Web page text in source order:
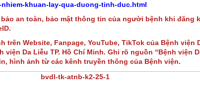
khuan-lay-qua-duong-tinh-duc.html
bảo an toàn, bảo mật thông tin của người bệnh khi đăng
Website, Fanpage, YouTube, TikTok của Bệnh viện
Da Liễu TP. Hồ Chí Minh. Ghi rõ nguồn “Bệnh viện
hình ảnh từ các kênh truyền thông của Bệnh viện.